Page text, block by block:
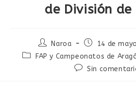
de División de
Naroa
14 de
FAP y Campeonatos de
Sin